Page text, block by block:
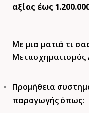
αξίας έως
Με μια ματιά τι
Μετασχηματισμός
Προμήθεια
παραγωγής όπως: